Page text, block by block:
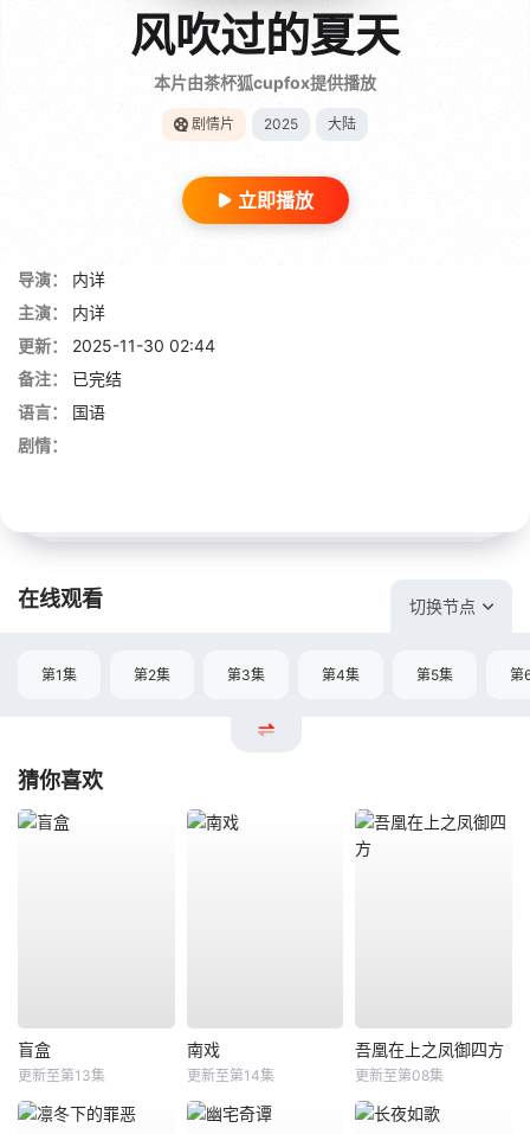
风吹过的夏天
本片由茶杯狐cupfox提供播放
剧情片 2025 大陆
立即播放
导演：
内详
主演：
内详
更新：
2025-11-30 02:44
备注：
已完结
语言：
国语
剧情：
在线观看 切换节点
第1集 第2集 第3集 第4集 第5集 第
猜你喜欢
盲盒
更新至第13集
南戏
更新至第14集
吾凰在上之凤御四方
更新至第08集